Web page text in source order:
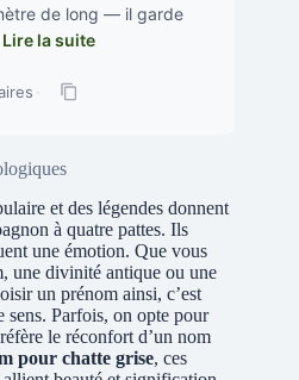
de long — il garde
Lire la suite
·
et des légendes donnent
à quatre pattes. Ils
une émotion. Que vous
une divinité antique ou une
un prénom ainsi, c’est
Parfois, on opte pour
le réconfort d’un nom
pour chatte grise, ces